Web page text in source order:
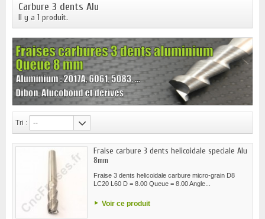
Carbure 3 dents Alu
Il y a 1 produit.
Tri : --
Fraise carbure 3 dents helicoidale speciale Alu
8mm
Fraise 3 dents helicoidale carbure micro-grain D8
LC20 L60 D = 8.00 Queue = 8.00 Angle...
Voir ce produit